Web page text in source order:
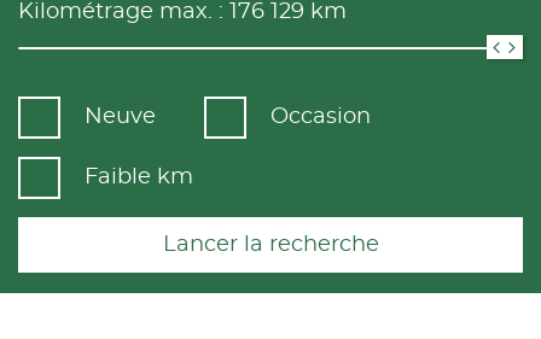
Kilométrage max. : 176 129 km
Neuve Occasion
Faible km
Lancer la recherche